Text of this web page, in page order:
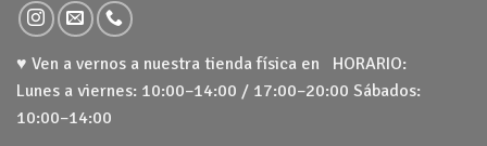
♥ Ven a vernos a nuestra tienda física en HORARIO:
Lunes a viernes: 10:00–14:00 / 17:00–20:00 Sábados:
10:00–14:00